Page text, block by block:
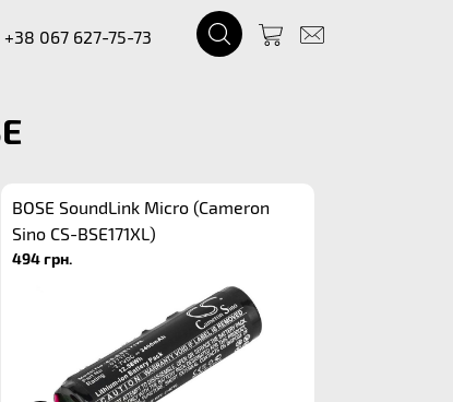
+38 067 627-75-73
BOSE SoundLink Micro (Cameron
Sino CS-BSE171XL)
494 грн.